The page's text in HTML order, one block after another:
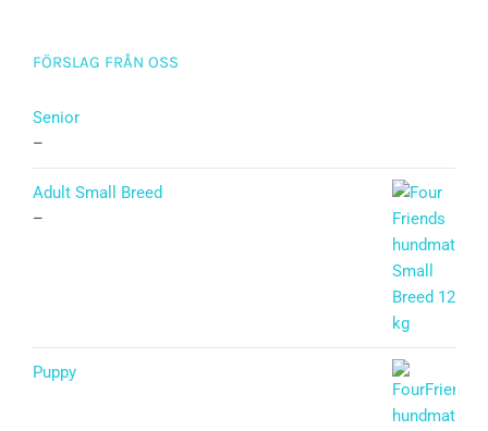
FÖRSLAG FRÅN OSS
Senior
–
Adult Small Breed
–
Puppy